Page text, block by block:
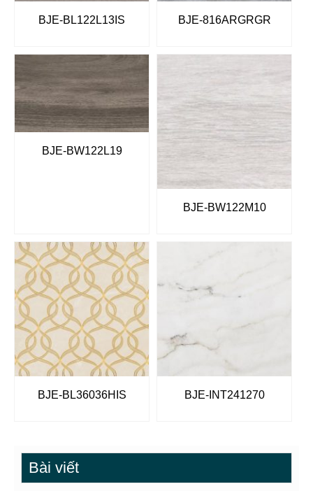
BJE-BL122L13IS BJE-816ARGRGR
BJE-BW122L19
BJE-BW122M10
BJE-BL36036HIS BJE-INT241270
Bài viết